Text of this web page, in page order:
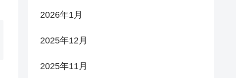
2026年1月
2025年12月
2025年11月